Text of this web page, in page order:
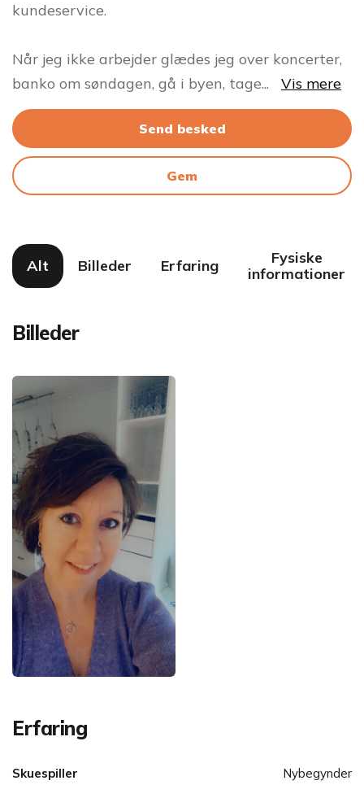
kundeservice.
Når jeg ikke arbejder glædes jeg over koncerter,
banko om søndagen, gå i byen, tage... Vis mere
Send besked
Gem
Alt Billeder Erfaring
Fysiske
informationer
Billeder
Erfaring
Skuespiller Nybegynder